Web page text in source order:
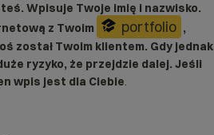
Wpisuje Twoje imię i nazwisko.
z Twoim
portfolio ,
został Twoim klientem. Gdy jednak
ryzyko, że przejdzie dalej. Jeśli
wpis jest dla Ciebie.